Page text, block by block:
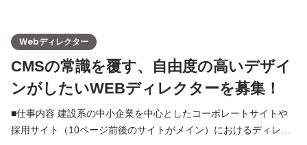
Webディレクター
CMSの常識を覆す、自由度の高いデザイ
ンがしたいWEBディレクターを募集！
■仕事内容 建設系の中小企業を中心としたコーポレートサイトや
採用サイト（10ページ前後のサイトがメイン）におけるディレク